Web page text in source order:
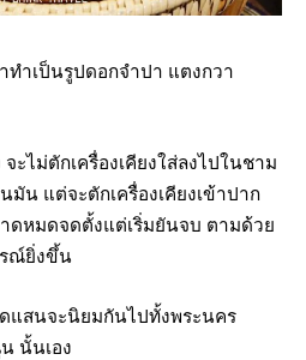
ทำเป็นรูปดอกจำปา แตงกวา
ะไม่ตักเครื่องเคียงใส่ลงไปในชาม
น แต่จะตักเครื่องเคียงเข้าปาก
ดหมดจดตั้งแต่เริ่มยันจบ ตามด้วย
ณ์ยิ่งขึ้น
แสนจะนิยมกันไปทั้งพระนคร
นั้นเอง